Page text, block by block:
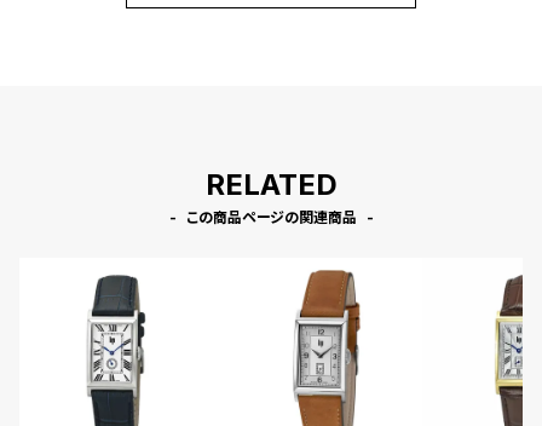
RELATED
この商品ページの関連商品